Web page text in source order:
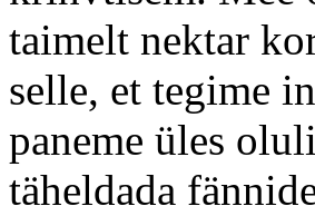
taimelt nektar
selle, et tegime
paneme üles
täheldada